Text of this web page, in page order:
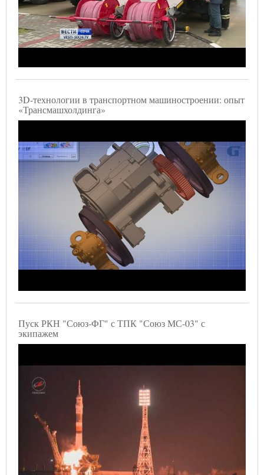
3D-технологии в транспортном машиностроении: опыт
«Трансмашхолдинга»
Пуск РКН "Союз-ФГ" с ТПК "Союз МС-03" с
экипажем